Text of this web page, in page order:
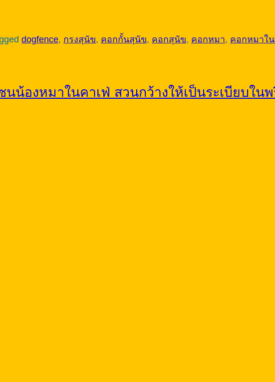
dogfence, กรงสุนัข, คอกกั้นสุนัข, คอกสุนัข, คอกหมา, คอกหมาใ
น้องหมาในคาเฟ่ สวนกว้างให้เป็นระเบียบใน